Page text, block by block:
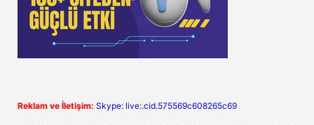
Reklam ve İletişim: Skype: live:.cid.575569c608265c69